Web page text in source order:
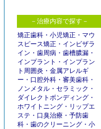
－治療内容で探す－
矯正歯科 ・ 小児矯正 ・ マウ
スピース矯正 ・ インビザラ
イン ・ 歯周病 ・ 歯槽膿漏 ・
インプラント ・ インプラン
ト周囲炎 ・ 金属アレルギ
ー ・ 口腔外科 ・ 審美歯科 ・
ノンメタル ・ セラミック ・
ダイレクトボンディング ・
ホワイトニング ・ リップエ
ステ ・ 口臭治療 ・ 予防歯
科 ・ 歯のクリーニング ・ 小